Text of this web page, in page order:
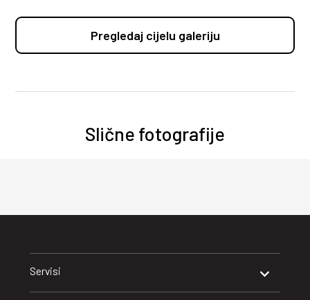
Pregledaj cijelu galeriju
Slične fotografije
Servisi